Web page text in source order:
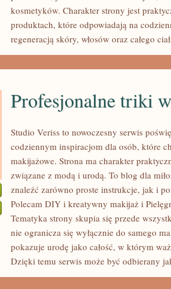
SAMkosmetyków. Charakter strony jest
produktach, które odpowiadają na
regeneracją skóry, włosów oraz całego
PROFESJONALNE
TRIKI
WIZAŻYSTÓW
Profesjonalne triki
Studio Veriss to nowoczesny serwis
codziennym inspiracjom dla osób, które
makijażowe. Strona ma charakter
związane z modą i urodą. To blog dla
znaleźć zarówno proste instrukcje, jak i
Polecam DIY i kreatywny makijaż i
Tematyka strony skupia się przede
nie ogranicza się wyłącznie do samego
pokazuje urodę jako całość, w którym
Dzięki temu serwis może być odbierany